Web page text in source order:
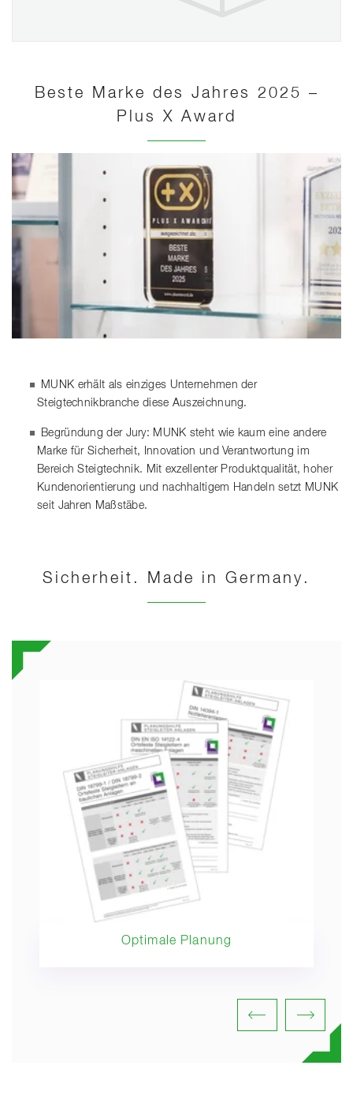
Beste Marke des Jahres 2025 –
Plus X Award
MUNK erhält als einziges Unternehmen der
Steigtechnikbranche diese Auszeichnung.
Begründung der Jury: MUNK steht wie kaum eine andere
Marke für Sicherheit, Innovation und Verantwortung im
Bereich Steigtechnik. Mit exzellenter Produktqualität, hoher
Kundenorientierung und nachhaltigem Handeln setzt MUNK
seit Jahren Maßstäbe.
Sicherheit. Made in Germany.
Optimale Planung